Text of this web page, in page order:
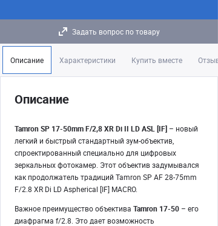
Задать вопрос по товару
Описание Характеристики Купить вместе
Описание
Tamron SP 17-50mm F/2,8 XR Di II LD ASL [IF] – новый
легкий и быстрый стандартный зум-объектив,
спроектированный специально для цифровых
зеркальных фотокамер. Этот объектив задумывался
как продолжатель традиций Tamron SP AF 28-75mm
F/2.8 XR Di LD Aspherical [IF] MACRO.
Важное преимущество объектива Tamron 17-50 – его
диафрагма f/2.8. Это дает возможность